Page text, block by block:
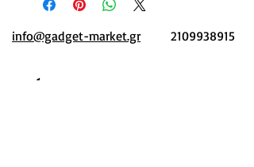
info@gadget-market.gr 2109938915